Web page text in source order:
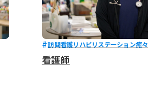
訪問看護リハビリステーション癒々
看護師